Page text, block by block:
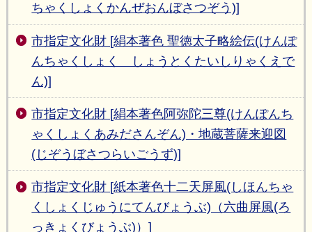
ちゃくしょくかんぜおんぼさつぞう)]
市指定文化財 [絹本著色 聖徳太子略絵伝(けんぽ
んちゃくしょく しょうとくたいしりゃくえで
ん)]
市指定文化財 [絹本著色阿弥陀三尊(けんぽんち
ゃくしょくあみださんぞん)・地蔵菩薩来迎図
(じぞうぼさつらいごうず)]
市指定文化財 [紙本著色十二天屏風(しほんちゃ
くしょくじゅうにてんびょうぶ)（六曲屏風(ろ
っきょくびょうぶ)）]